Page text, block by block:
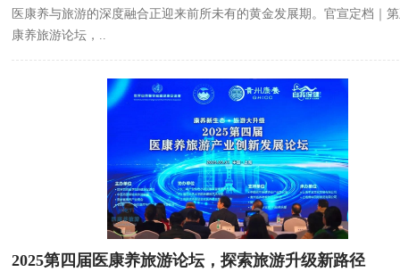
医康养与旅游的深度融合正迎来前所未有的黄金发展期。官宣定档｜
康养旅游论坛，..
2025第四届医康养旅游论坛，探索旅游升级新路径